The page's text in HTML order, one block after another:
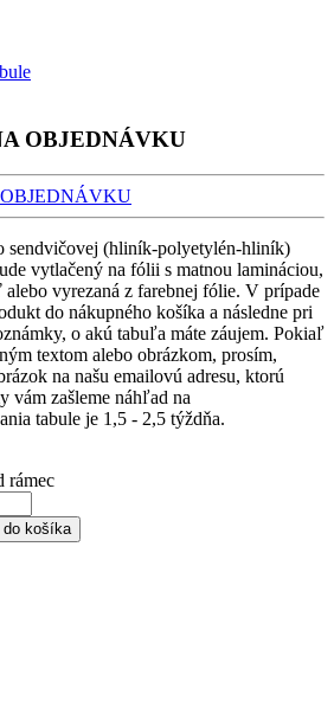
OBJEDNÁVKU
sendvičovej (hliník-polyetylén-hliník)
vytlačený na fólii s matnou lamináciou,
vyrezaná z farebnej fólie. V prípade
do nákupného košíka a následne pri
o akú tabuľa máte záujem. Pokiaľ
textom alebo obrázkom, prosím,
na našu emailovú adresu, ktorú
vám zašleme náhľad na
tabule je 1,5 - 2,5 týždňa.
rámec
košíka